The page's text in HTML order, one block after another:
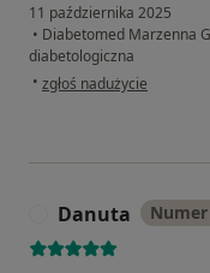
11 października 2025
• Diabetomed Marzenna
diabetologiczna
• w opinii użytkownika
zgłoś nadużycie
Danuta